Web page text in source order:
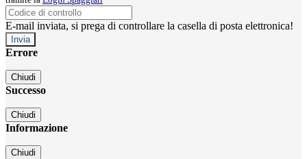
E-mail inviata, si prega di controllare la casella di posta elettronica!
Errore
Chiudi
Successo
Chiudi
Informazione
Chiudi